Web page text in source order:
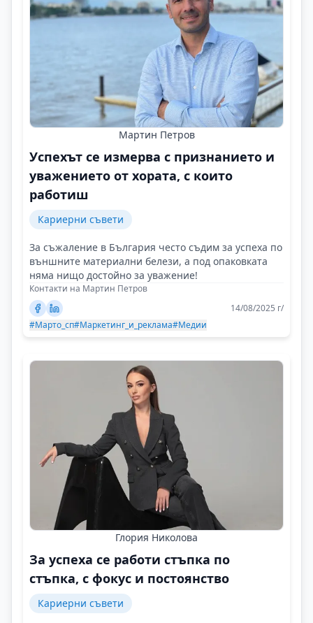
Мартин Петров
Успехът се измерва с признанието и
уважението от хората, с които
работиш
Кариерни съвети
За съжаление в България често съдим за успеха по
външните материални белези, а под опаковката
няма нищо достойно за уважение!
Контакти на Мартин Петров
14/08/2025 г/
#Марто_сп#Маркетинг_и_реклама#Медии
Глория Николова
За успеха се работи стъпка по
стъпка, с фокус и постоянство
Кариерни съвети